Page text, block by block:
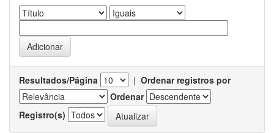
Resultados/Página | Ordenar registros por
Ordenar
Registro(s)